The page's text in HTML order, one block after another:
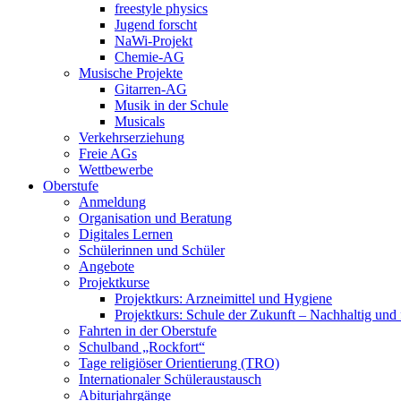
freestyle physics
Jugend forscht
NaWi-Projekt
Chemie-AG
Musische Projekte
Gitarren-AG
Musik in der Schule
Musicals
Verkehrserziehung
Freie AGs
Wettbewerbe
Oberstufe
Anmeldung
Organisation und Beratung
Digitales Lernen
Schülerinnen und Schüler
Angebote
Projektkurse
Projektkurs: Arzneimittel und Hygiene
Projektkurs: Schule der Zukunft – Nachhaltig und
Fahrten in der Oberstufe
Schulband „Rockfort“
Tage religiöser Orientierung (TRO)
Internationaler Schüleraustausch
Abiturjahrgänge